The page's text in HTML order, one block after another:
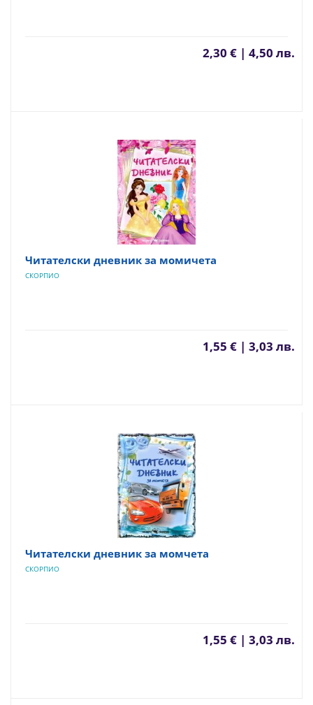
2,30 € | 4,50 лв.
Читателски дневник за момичета
СКОРПИО
1,55 € | 3,03 лв.
Читателски дневник за момчета
СКОРПИО
1,55 € | 3,03 лв.